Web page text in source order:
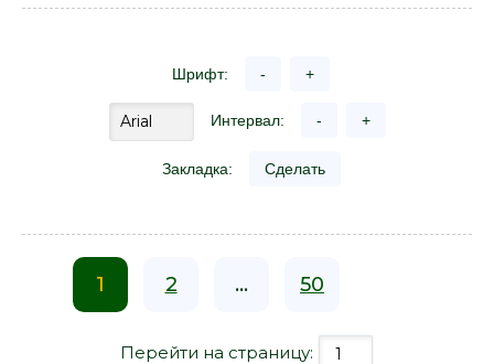
Шрифт: - +
Интервал: - +
Закладка: Сделать
1 2 ... 50
Перейти на страницу: